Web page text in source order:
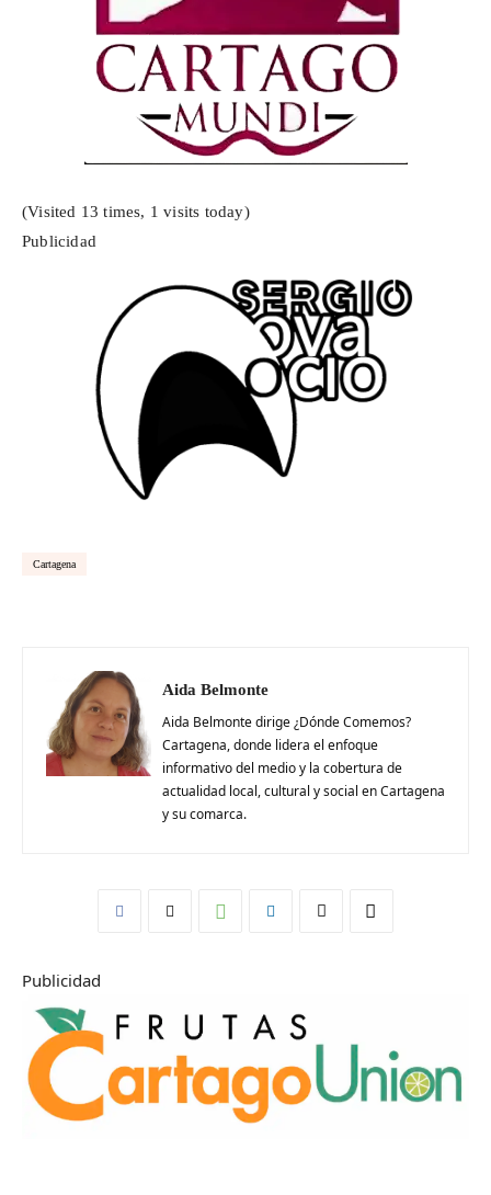
(Visited 13 times, 1 visits today)
Publicidad
Cartagena
Aida Belmonte
Aida Belmonte dirige ¿Dónde Comemos?
Cartagena, donde lidera el enfoque
informativo del medio y la cobertura de
actualidad local, cultural y social en Cartagena
y su comarca.
Publicidad